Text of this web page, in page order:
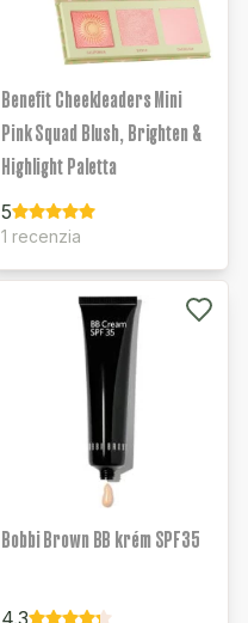
Benefit Cheekleaders Mini
Pink Squad Blush, Brighten &
Highlight Paletta
5
1 recenzia
Bobbi Brown BB krém SPF35
4.3